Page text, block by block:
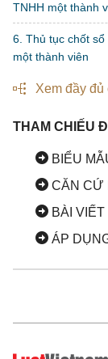
TNHH một thành
6. Thủ tục chốt
một thành viên
Xem đầy
THAM CHIẾU
BIỂU
CĂN CỨ
BÀI
ÁP